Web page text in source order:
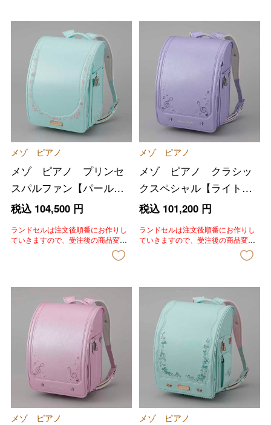
メゾ ピアノ
メゾ ピアノ プリンセ
スパルファン【パールベ
ビーブルー】
税込 104,500円
ランドセルは注文後順番にお作りし
ていきますので、受注後の商品変
更、色変更、キャンセルはいたしか
ねます。あらかじめご了承いただき
メゾ ピアノ
メゾ ピアノ クラシッ
クスペシャル【ライトパ
ープル】
税込 101,200円
ランドセルは注文後順番にお作りし
ていきますので、受注後の商品変
更、色変更、キャンセルはいたしか
ねます。あらかじめご了承いただき
メゾ ピアノ メゾ ピアノ